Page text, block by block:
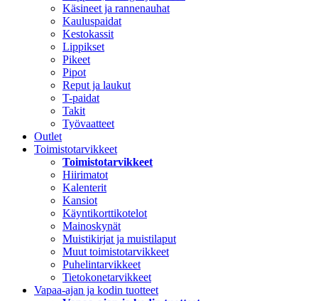
Käsineet ja rannenauhat
Kauluspaidat
Kestokassit
Lippikset
Pikeet
Pipot
Reput ja laukut
T-paidat
Takit
Työvaatteet
Outlet
Toimistotarvikkeet
Toimistotarvikkeet
Hiirimatot
Kalenterit
Kansiot
Käyntikorttikotelot
Mainoskynät
Muistikirjat ja muistilaput
Muut toimistotarvikkeet
Puhelintarvikkeet
Tietokonetarvikkeet
Vapaa-ajan ja kodin tuotteet